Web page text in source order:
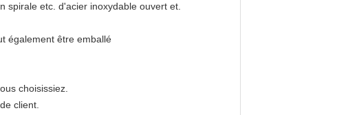
spirale etc. d'acier inoxydable ouvert et.
également être emballé
choisissiez.
client.